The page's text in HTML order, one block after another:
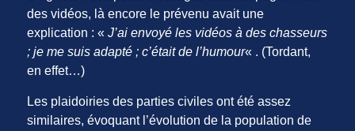
des vidéos, là encore le prévenu avait une
explication : «J’ai envoyé les vidéos à des chasseurs
; je me suis adapté ; c’était de l’humour« . (Tordant,
en effet…)
Les plaidoiries des parties civiles ont été assez
similaires, évoquant l’évolution de la population de